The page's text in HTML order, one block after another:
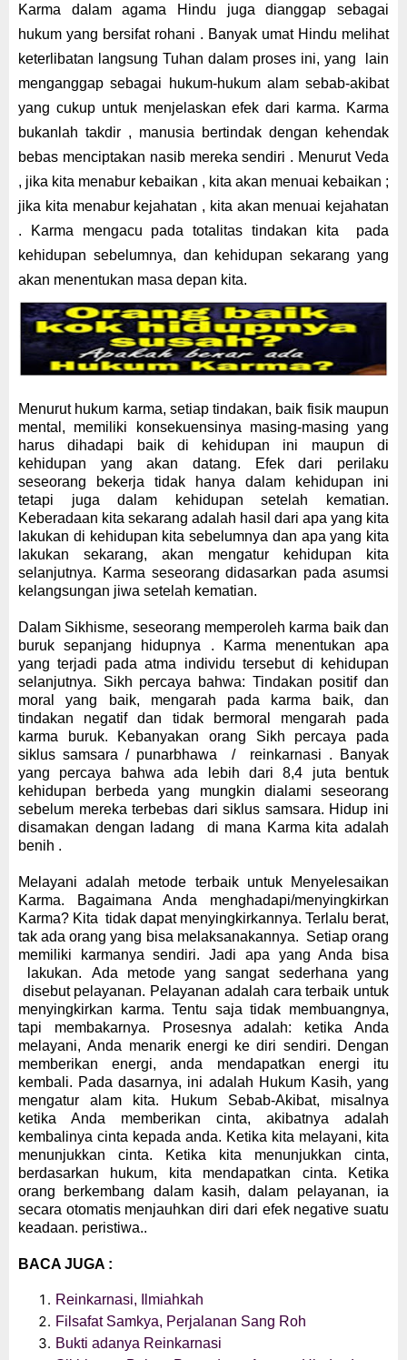
Karma dalam agama Hindu juga dianggap sebagai
hukum yang bersifat rohani . Banyak umat Hindu melihat
keterlibatan langsung Tuhan dalam proses ini, yang
lain
menganggapsebagai
hukum-hukum alam sebab-akibat
yang cukup untuk menjelaskan efek dari karma. Karma
bukanlah takdir , manusia bertindak dengan kehendak
bebas menciptakan nasib mereka sendiri . Menurut Veda
, jika kita menabur kebaikan , kita akan menuai kebaikan ;
jika kita menabur kejahatan , kita akan menuai kejahatan
. Karma mengacu pada totalitas tindakan kita
pada
kehidupan sebelumnya, dan kehidupan sekarangyang
akan menentukan masa depan kita.
Menurut hukum karma, setiap tindakan, baik fisik maupun
mental, memiliki konsekuensinya masing-masing yang
harus dihadapi baik di kehidupan ini maupun di
kehidupan yang akan datang.
Efek dari perilaku
seseorang bekerja tidak hanya dalam kehidupan ini
tetapi juga dalam kehidupan setelah kematian.
Keberadaan kita sekarang adalah hasil dari apa yang kita
lakukan di kehidupan kita sebelumnya dan apa yang kita
lakukan sekarang, akan mengatur kehidupan kita
selanjutnya. Karma seseorang didasarkan pada asumsi
kelangsungan jiwa setelah kematian.
Dalam Sikhisme, seseorang memperoleh karma baik dan
buruk sepanjang hidupnya . Karma menentukan apa
yang terjadi pada atma individu tersebut di kehidupan
selanjutnya. Sikh percaya bahwa: Tindakan positif dan
moral yang baik, mengarah pada karma baik, dan
tindakan negatif dan tidak bermoral mengarah pada
karma buruk. Kebanyakan orang Sikh percaya pada
siklus samsara / punarbhawa
/
reinkarnasi . Banyak
yang percaya bahwa ada lebih dari 8,4 juta bentuk
kehidupan berbeda yang mungkin dialami seseorang
sebelum mereka terbebas dari siklus samsara. Hidup ini
disamakan dengan ladang
di mana Karma kita adalah
benih .
Melayaniadalah metode terbaik untuk Menyelesaikan
Karma. Bagaimana Anda menghadapi/menyingkirkan
Karma? Kita tidak dapat menyingkirkannya. Terlalu berat,
tak ada orang yang bisa melaksanakannya. Setiap orang
memiliki karmanyasendiri. Jadi apa yang Anda bisa
lakukan. Ada metode yang sangat sederhana
yang
disebut pelayanan. Pelayanan adalah cara terbaik untuk
menyingkirkan karma. Tentu saja tidak membuangnya,
tapi membakarnya.
Prosesnya adalah: ketika Anda
melayani,Anda menarik energi ke diri sendiri. Dengan
memberikan energi, anda mendapatkan energi itu
kembali. Pada dasarnya, ini adalah Hukum Kasih, yang
mengatur alam kita. Hukum Sebab-Akibat, misalnya
ketika Anda memberikan cinta, akibatnya adalah
kembalinya cinta kepada anda. Ketika kita melayani, kita
menunjukkan cinta. Ketika kita menunjukkan cinta,
berdasarkan hukum, kita mendapatkan cinta. Ketika
orang berkembang dalam kasih, dalam pelayanan, ia
secara otomatis menjauhkan diri dari efek negative suatu
keadaan. peristiwa..
BACA JUGA :
Reinkarnasi, Ilmiahkah
Filsafat Samkya, Perjalanan Sang Roh
Bukti adanya Reinkarnasi